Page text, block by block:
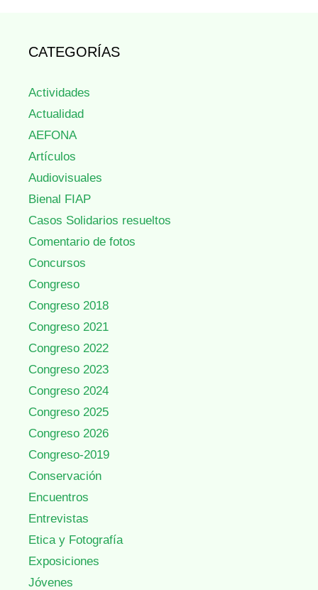
CATEGORÍAS
Actividades
Actualidad
AEFONA
Artículos
Audiovisuales
Bienal FIAP
Casos Solidarios resueltos
Comentario de fotos
Concursos
Congreso
Congreso 2018
Congreso 2021
Congreso 2022
Congreso 2023
Congreso 2024
Congreso 2025
Congreso 2026
Congreso-2019
Conservación
Encuentros
Entrevistas
Etica y Fotografía
Exposiciones
Jóvenes